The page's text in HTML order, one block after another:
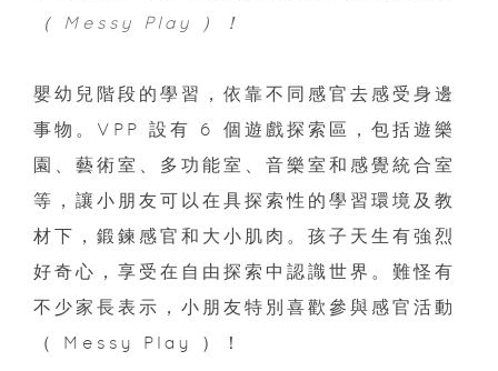
（ Messy Play ）！
嬰幼兒階段的學習，依靠不同感官去感受身邊
事物。VPP 設有 6 個遊戲探索區，包括遊樂
園、藝術室、多功能室、音樂室和感覺統合室
等，讓小朋友可以在具探索性的學習環境及教
材下，鍛鍊感官和大小肌肉。孩子天生有強烈
好奇心，享受在自由探索中認識世界。難怪有
不少家長表示，小朋友特別喜歡參與感官活動
（ Messy Play ）！